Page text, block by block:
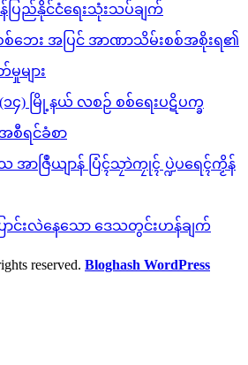
န်ပြည်နိုင်ငံရေးသုံးသပ်ချက်
စ်ဘေး အပြင် အာဏာသိမ်းစစ်အစိုးရ၏
များ
၁၄) မြို့နယ် လစဉ် စစ်ရေးပဋိပက္ခ
ရင်ခံစာ
ာဇြဳယျာန် ပြံၚ်သၠာဲကၠုၚ် ပ္ဍဲပရေၚ်ကၟိန်
ောင်းလဲနေသော ဒေသတွင်းဟန်ချက်
reserved. Bloghash WordPress